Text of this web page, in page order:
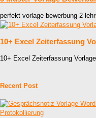
perfekt vorlage bewerbung 2
10+ Excel Zeiterfassung
10+ Excel Zeiterfassung
Recent Post